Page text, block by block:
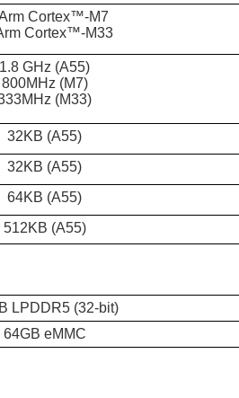
Cortex™-M7
Cortex™-M33
1.8 GHz (A55)
800MHz (M7)
(M33)
32KB (A55)
32KB (A55)
64KB (A55)
512KB (A55)
LPDDR5 (32-bit)
64GB eMMC